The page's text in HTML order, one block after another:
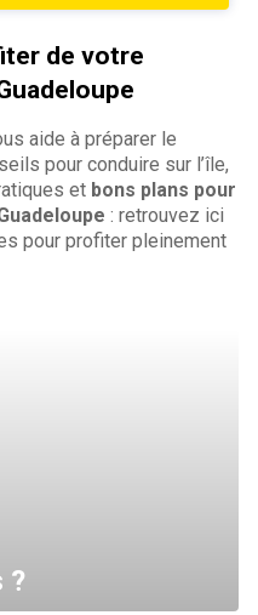
de votre
aide à préparer le
pour conduire sur l’île,
et bons plans pour
: retrouvez ici
pour profiter pleinement
?